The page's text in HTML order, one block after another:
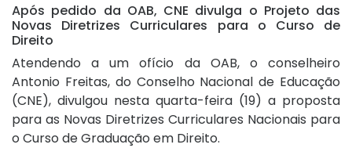
Após pedido da OAB, CNE divulga o Projeto das
Novas Diretrizes Curriculares para o Curso de
Direito
Atendendo a um ofício da OAB, o conselheiro
Antonio Freitas, do Conselho Nacional de Educação
(CNE), divulgou nesta quarta-feira (19) a proposta
para as Novas Diretrizes Curriculares Nacionais para
o Curso de Graduação em Direito.